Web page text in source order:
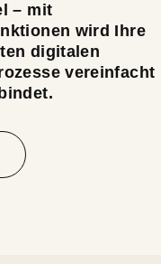
– mit
wird Ihre
digitalen
vereinfacht